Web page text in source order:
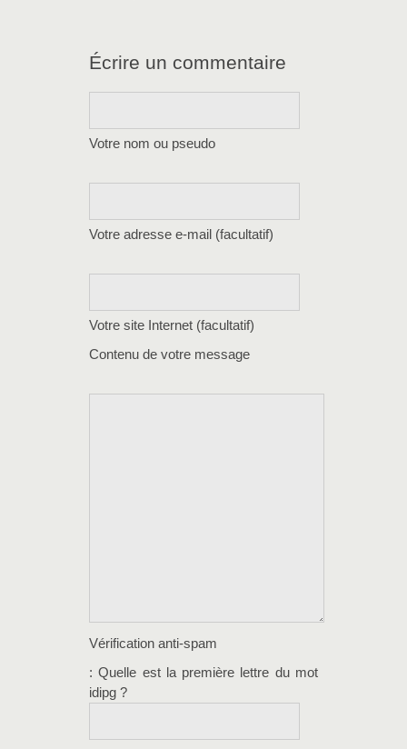
Écrire un commentaire
Votre nom ou pseudo
Votre adresse e-mail (facultatif)
Votre site Internet (facultatif)
Contenu de votre message
Vérification anti-spam
: Quelle est la première lettre du mot
idipg ?